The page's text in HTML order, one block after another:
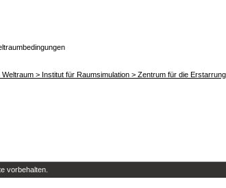
> Institut für Raumsimulation > Zentrum für die
vorbehalten.